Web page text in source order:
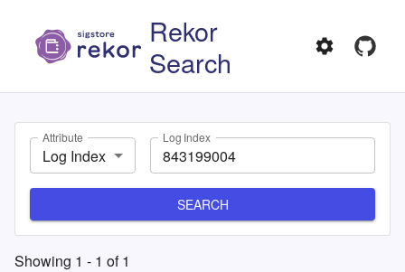
Rekor
Search
Attribute
Log Index
Log Index
SEARCH
Showing 1 - 1 of1